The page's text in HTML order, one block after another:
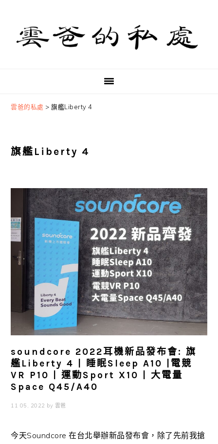
primary
navigation
content
primary
sidebar
雲爸的私處 >旗艦Liberty 4
旗艦Liberty 4
soundcore 2022耳機新品發布會: 旗
艦Liberty 4 | 睡眠Sleep A10 |電競
VR P10 | 運動Sport X10 | 大電量
Space Q45/A40
11 05, 2022 by 雲爸
今天Soundcore 在台北舉辦新品發布會，除了先前我搶